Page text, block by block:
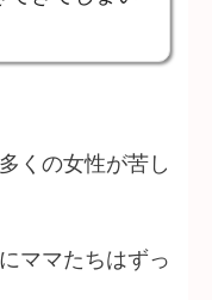
くの女性が苦し
ママたちはずっ